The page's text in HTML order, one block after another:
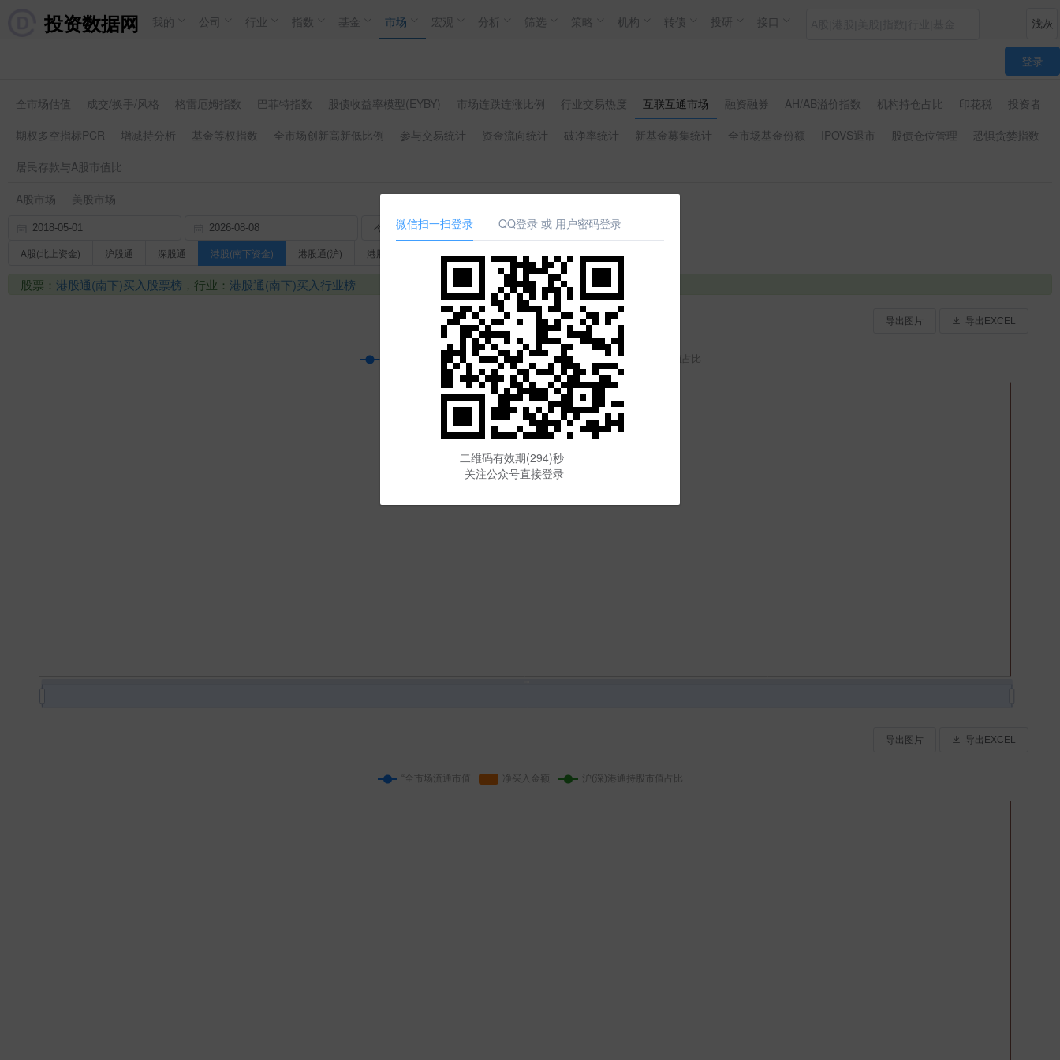
投资数据网 我的 公司 行业 指数 基金 市场 宏观 分析 筛选 策略 机构 转债 投研 接口
登录
微信扫一扫登录 QQ登录 或 用户密码登录
二维码有效期(294)秒
关注公众号直接登录
全市场估值 成交/换手/风格 格雷厄姆指数 巴菲特指数 股债收益率模型(EYBY) 市场连跌连涨比例 行业交易热度 互联互通市场 融资融券 AH/AB溢价指数 机构持仓占比 印花税
投资者
期权多空指标PCR
增减持分析 基金等权指数 全市场创新高新低比例 参与交易统计 资金流向统计 破净率统计 新基金募集统计 全市场基金份额 IPOVS退市 股债仓位管理
恐惧贪婪指数
居民存款与A股市值比
A股市场 美股市场
今年以来 1年 3年 5年 10年
A股(北上资金)
沪股通 深股通 港股(南下资金) 港股通(沪) 港股通(深)
股票： 港股通(南下)买入股票榜 ，行业： 港股通(南下)买入行业榜
导出图片 导出EXCEL
导出图片 导出EXCEL